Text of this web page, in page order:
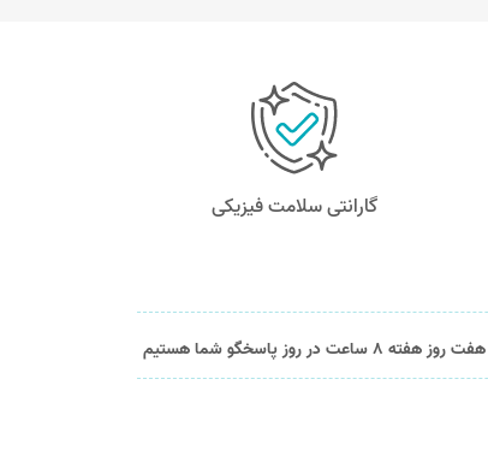
گارانتی سلامت فیزیکی
هفت روز هفته 8 ساعت در روز پاسخگو شما هستیم